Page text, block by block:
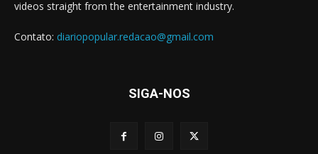
videos straight from the entertainment industry.
Contato: diariopopular.redacao@gmail.com
SIGA-NOS